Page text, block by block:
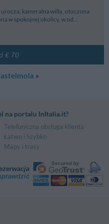
kameralna willa, otoczona
w spokojnej okolicy, w od...
€ 70
»
na portalu InItalia.it?
Telefoniczna obsługa klienta
Łatwo i Szybko
Mapy i trasy